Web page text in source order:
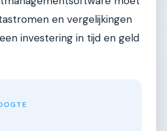
en vergelijkingen
investering in tijd en geld